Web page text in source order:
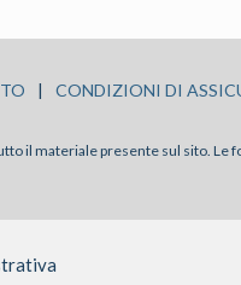
| CONDIZIONI DI
il materiale presente sul sito.